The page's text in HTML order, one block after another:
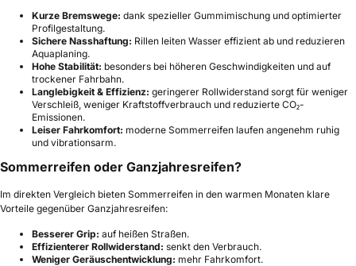
Kurze Bremswege: dank spezieller Gummimischung und optimierter
Profilgestaltung.
Sichere Nasshaftung: Rillen leiten Wasser effizient ab und reduzieren
Aquaplaning.
Hohe Stabilität: besonders bei höheren Geschwindigkeiten und auf
trockener Fahrbahn.
Langlebigkeit & Effizienz: geringerer Rollwiderstand sorgt für weniger
Verschleiß, weniger Kraftstoffverbrauch und reduzierte CO₂-
Emissionen.
Leiser Fahrkomfort: moderne Sommerreifen laufen angenehm ruhig
und vibrationsarm.
Sommerreifen oder Ganzjahresreifen?
Im direkten Vergleich bieten Sommerreifen in den warmen Monaten klare
Vorteile gegenüber Ganzjahresreifen:
Besserer Grip: auf heißen Straßen.
Effizienterer Rollwiderstand: senkt den Verbrauch.
Weniger Geräuschentwicklung: mehr Fahrkomfort.